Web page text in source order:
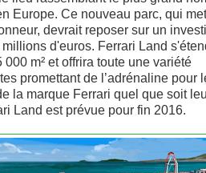
Europe. Ce nouveau parc, qui
devrait reposer sur un
d'euros. Ferrari Land
m² et offrira toute une variété
promettant de l’adrénaline pour
la marque Ferrari quel que soit
Land est prévue pour fin 2016.